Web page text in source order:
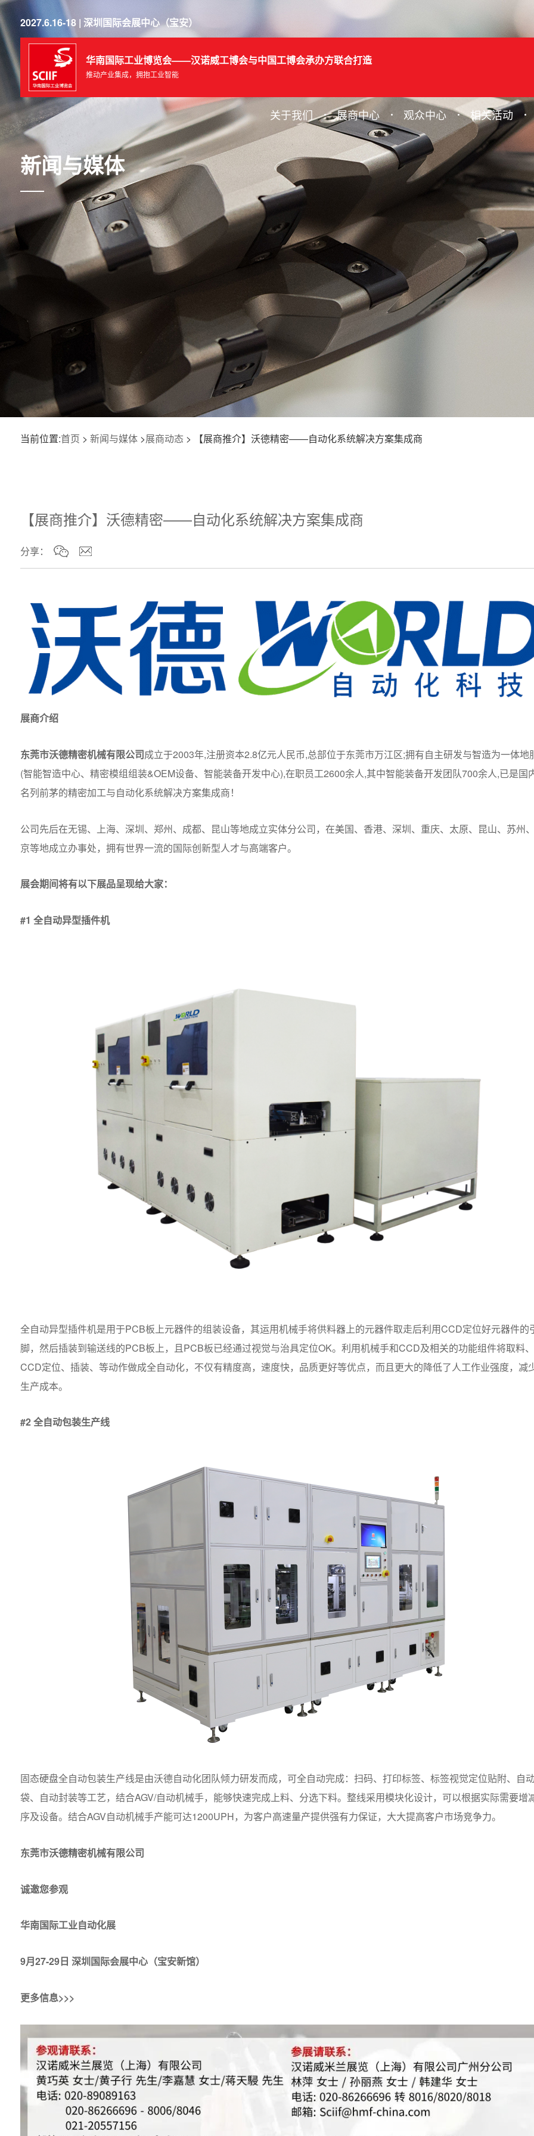
2027.6.16-18 | 深圳国际会展中心（宝安）
华南国际工业博览会——汉诺威工博会与中国工博会承办方联合打造
推动产业集成，拥抱工业智能
关于我们 展商中心 观众中心 相关活动
新闻与媒体
当前位置:首页 > 新闻与媒体>展商动态> 【展商推介】沃德精密——自动化系统解决方案集成商
【展商推介】沃德精密——自动化系统解决方案集成商
分享：
展商介绍
东莞市沃德精密机械有限公司成立于2003年,注册资本2.8亿元人民币,总部位于东莞市万江区;拥有自主研发与智造为一体地
(智能智造中心、精密模组组装&OEM设备、智能装备开发中心),在职员工2600余人,其中智能装备开发团队700余人,已是国
名列前茅的精密加工与自动化系统解决方案集成商！
公司先后在无锡、上海、深圳、郑州、成都、昆山等地成立实体分公司，在美国、香港、深圳、重庆、太原、昆山、苏州
京等地成立办事处，拥有世界一流的国际创新型人才与高端客户。
展会期间将有以下展品呈现给大家：
#1 全自动异型插件机
全自动异型插件机是用于PCB板上元器件的组装设备，其运用机械手将供料器上的元器件取走后利用CCD定位好元器件的
脚，然后插装到输送线的PCB板上，且PCB板已经通过视觉与治具定位OK。利用机械手和CCD及相关的功能组件将取料、
CCD定位、插装、等动作做成全自动化，不仅有精度高，速度快，品质更好等优点，而且更大的降低了人工作业强度，减
生产成本。
#2 全自动包装生产线
固态硬盘全自动包装生产线是由沃德自动化团队倾力研发而成，可全自动完成：扫码、打印标签、标签视觉定位贴附、自
袋、自动封装等工艺，结合AGV/自动机械手，能够快速完成上料、分选下料。整线采用模块化设计，可以根据实际需要增
序及设备。结合AGV自动机械手产能可达1200UPH，为客户高速量产提供强有力保证，大大提高客户市场竞争力。
东莞市沃德精密机械有限公司
诚邀您参观
华南国际工业自动化展
9月27-29日 深圳国际会展中心（宝安新馆）
更多信息>>>